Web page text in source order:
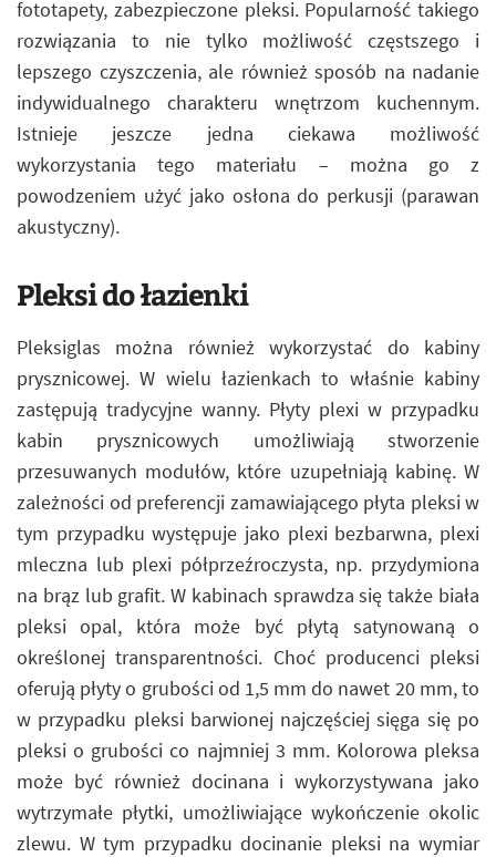
fototapety, zabezpieczone pleksi. Popularność takiego
rozwiązania to nie tylko możliwość częstszego i
lepszego czyszczenia, ale również sposób na nadanie
indywidualnego charakteru wnętrzom kuchennym.
Istnieje jeszcze jedna ciekawa możliwość
wykorzystania tego materiału – można go z
powodzeniem użyć jako osłona do perkusji (parawan
akustyczny).
Pleksi do łazienki
Pleksiglas można również wykorzystać do kabiny
prysznicowej. W wielu łazienkach to właśnie kabiny
zastępują tradycyjne wanny. Płyty plexi w przypadku
kabin prysznicowych umożliwiają stworzenie
przesuwanych modułów, które uzupełniają kabinę. W
zależności od preferencji zamawiającego płyta pleksi w
tym przypadku występuje jako plexi bezbarwna, plexi
mleczna lub plexi półprzeźroczysta, np. przydymiona
na brąz lub grafit. W kabinach sprawdza się także biała
pleksi opal, która może być płytą satynowaną o
określonej transparentności. Choć producenci pleksi
oferują płyty o grubości od 1,5 mm do nawet 20 mm, to
w przypadku pleksi barwionej najczęściej sięga się po
pleksi o grubości co najmniej 3 mm. Kolorowa pleksa
może być również docinana i wykorzystywana jako
wytrzymałe płytki, umożliwiające wykończenie okolic
zlewu. W tym przypadku docinanie pleksi na wymiar